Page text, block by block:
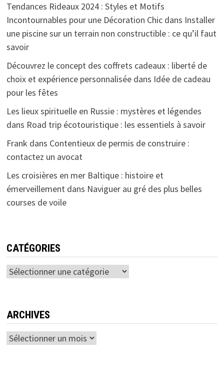
Tendances Rideaux 2024 : Styles et Motifs
Incontournables pour une Décoration Chicdans Installer
une piscine sur un terrain non constructible : ce qu’il faut
savoir
Découvrez le concept des coffrets cadeaux : liberté de
choix et expérience personnaliséedans Idée de cadeau
pour les fêtes
Les lieux spirituelle en Russie : mystères et légendes
dans Road trip écotouristique : les essentiels à savoir
Frank dans Contentieux de permis de construire :
contactez un avocat
Les croisières en mer Baltique : histoire et
émerveillementdans Naviguer au gré des plus belles
courses de voile
CATÉGORIES
Catégories
ARCHIVES
Archives